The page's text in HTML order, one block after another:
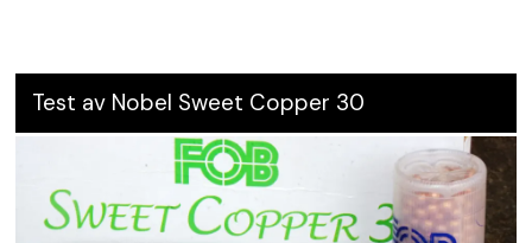
Test av Nobel Sweet Copper 30